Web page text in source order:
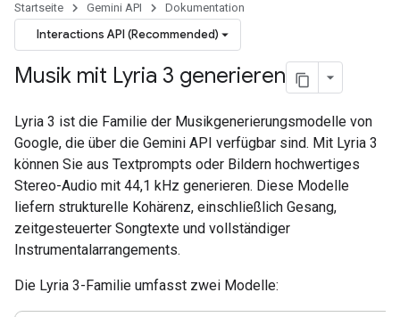
Startseite Gemini API Dokumentation
Interactions API (Recommended)
Musik mit Lyria 3 generieren
Lyria 3 ist die Familie der Musikgenerierungsmodelle von
Google, die über die Gemini API verfügbar sind. Mit Lyria 3
können Sie aus Textprompts oder Bildern hochwertiges
Stereo-Audio mit 44,1 kHz generieren. Diese Modelle
liefern strukturelle Kohärenz, einschließlich Gesang,
zeitgesteuerter Songtexte und vollständiger
Instrumentalarrangements.
Die Lyria 3-Familie umfasst zwei Modelle: